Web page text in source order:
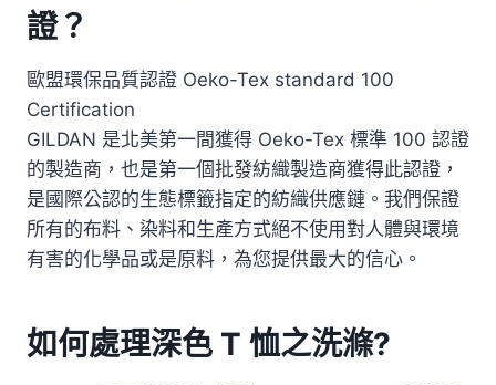
證？
歐盟環保品質認證 Oeko-Tex standard 100
Certification
GILDAN 是北美第一間獲得 Oeko-Tex 標準 100 認證
的製造商，也是第一個批發紡織製造商獲得此認證，
是國際公認的生態標籤指定的紡織供應鏈。我們保證
所有的布料、染料和生產方式絕不使用對人體與環境
有害的化學品或是原料，為您提供最大的信心。
如何處理深色 T 恤之洗滌?